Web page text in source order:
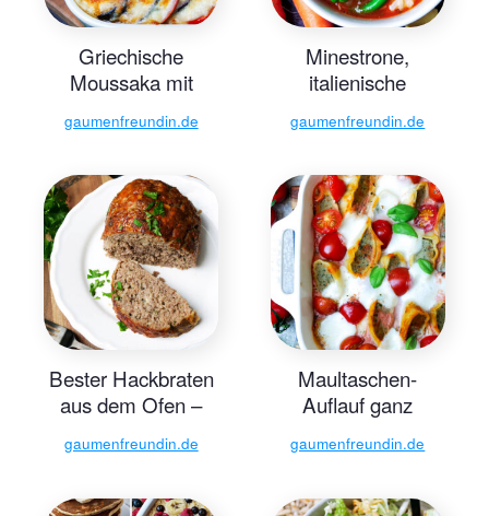
Griechische
Moussaka mit
gaumenfreundin.de
Minestrone,
italienische
gaumenfreundin.de
Bester Hackbraten
aus dem Ofen –
Gaumenfreundin
gaumenfreundin.de
Maultaschen-
Auflauf ganz
einfach
gaumenfreundin.de